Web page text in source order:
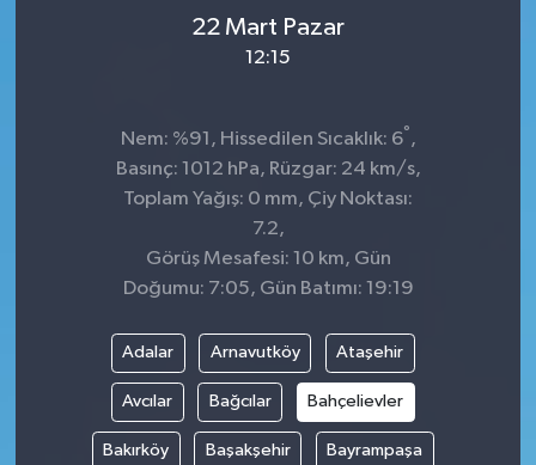
22 Mart Pazar
12:15
Nem: %91, Hissedilen Sıcaklık: 6° ,
Basınç: 1012 hPa, Rüzgar: 24 km/s,
Toplam Yağış: 0 mm, Çiy Noktası:
7.2,
Görüş Mesafesi: 10 km, Gün
Doğumu: 7:05, Gün Batımı: 19:19
Adalar Arnavutköy Ataşehir
Avcılar Bağcılar Bahçelievler
Bakırköy Başakşehir Bayrampaşa